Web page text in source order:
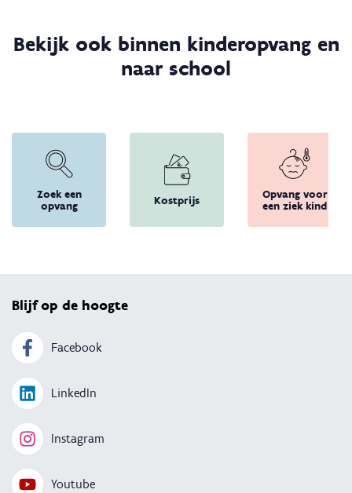
Bekijk ook binnen kinderopvang en
naar school
Zoek een
opvang
Kostprijs
Opvang voor
een ziek kind
Blijf op de hoogte
Facebook
LinkedIn
Instagram
Youtube